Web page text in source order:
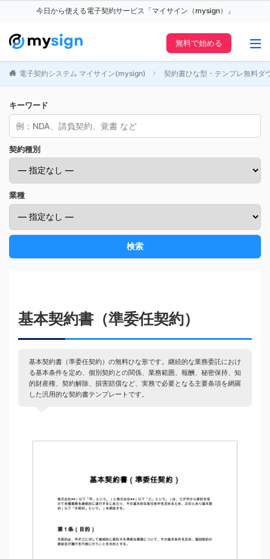
今日から使える電子契約サービス「マイサイン（mysign）」
無料で始める
電子契約システム マイサイン(mysign) 契約書ひな型・テンプレ無料ダ
キーワード
契約種別
業種
検索
基本契約書（準委任契約）
基本契約書（準委任契約）の無料ひな形です。継続的な業務委託におけ
る基本条件を定め、個別契約との関係、業務範囲、報酬、秘密保持、知
的財産権、契約解除、損害賠償など、実務で必要となる主要条項を網羅
した汎用的な契約書テンプレートです。